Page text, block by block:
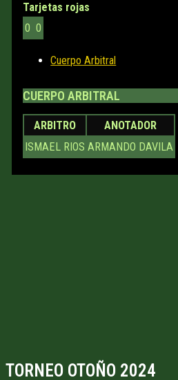
Tarjetas rojas
0 0
Cuerpo Arbitral
CUERPO ARBITRAL
ARBITRO
ANOTADOR
ISMAEL RIOS ARMANDO DAVILA
TORNEO OTOÑO 2024